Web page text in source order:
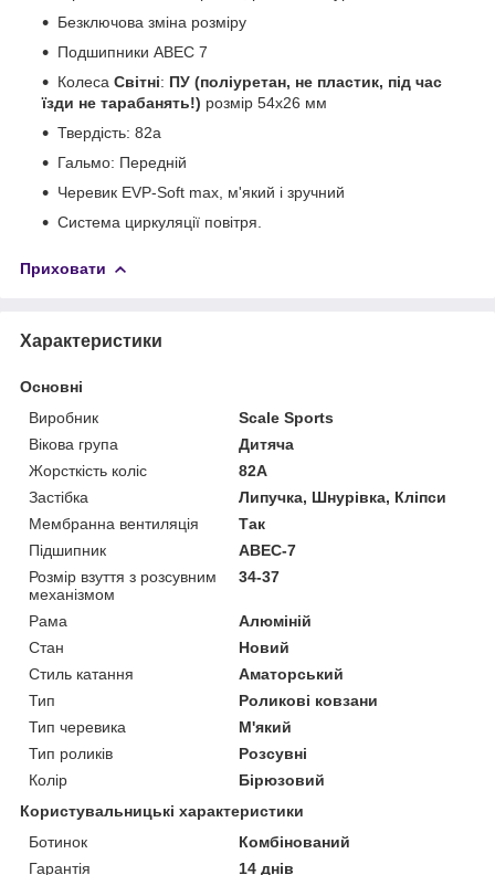
Безключова зміна розміру
Подшипники ABEC 7
Колеса Світні: ПУ (поліуретан, не пластик, під час
їзди не тарабанять!) розмір 54х26 мм
Твердість: 82a
Гальмо: Передній
Черевик EVP-Soft max, м'який і зручний
Система циркуляції повітря.
Приховати
Характеристики
Основні
Виробник
Scale Sports
Вікова група
Дитяча
Жорсткість коліс
82А
Застібка
Липучка, Шнурівка, Кліпси
Мембранна вентиляція
Так
Підшипник
ABEC-7
Розмір взуття з розсувним
механізмом
34-37
Рама
Алюміній
Стан
Новий
Стиль катання
Аматорський
Тип
Роликові ковзани
Тип черевика
М'який
Тип роликів
Розсувні
Колір
Бірюзовий
Користувальницькі характеристики
Ботинок
Комбінований
Гарантія
14 днів